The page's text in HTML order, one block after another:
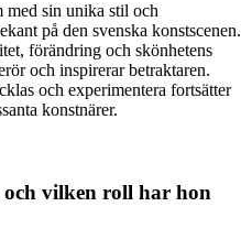
med sin unika stil och
på den svenska konstscenen.
förändring och skönhetens
och inspirerar betraktaren.
och experimentera fortsätter
konstnärer.
vilken roll har hon